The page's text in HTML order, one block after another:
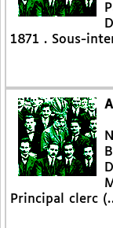
1871 . Sous-
Principal clerc